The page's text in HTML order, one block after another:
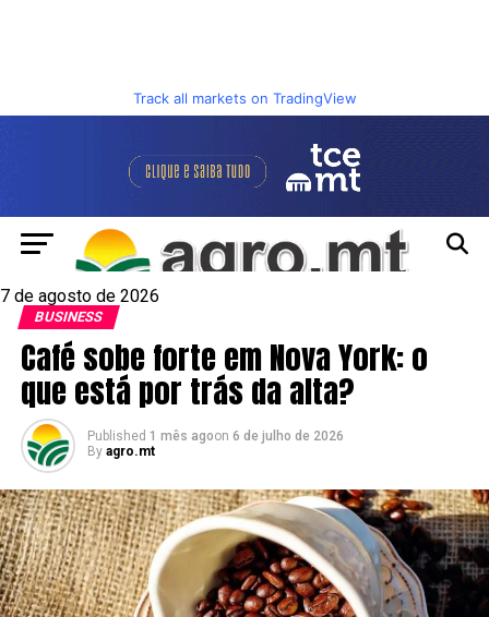
Track all markets on TradingView
7 de agosto de 2026
BUSINESS
Café sobe forte em Nova York: o
que está por trás da alta?
Published 1 mês agoon 6 de julho de 2026
By agro.mt